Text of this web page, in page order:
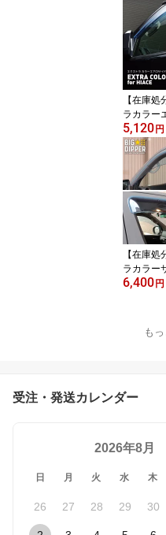
準ボディ
ドボディ
アの開閉
トドア か
【在庫処
ラカラー
イザーfor
型〜サイ
こいいエ
ツカーパ
5,120円
【在庫処
ラカラー
orキャラ
V350サ
っこいい
6,400円
も
受注・発送カレンダー
2026年8月
日 月 火 水 木
26 27 28 29 30